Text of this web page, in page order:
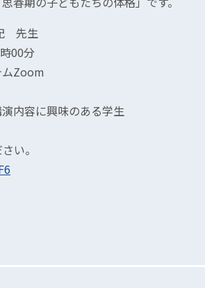
先生
00分
ムZoom
内容に興味のある学生
い。